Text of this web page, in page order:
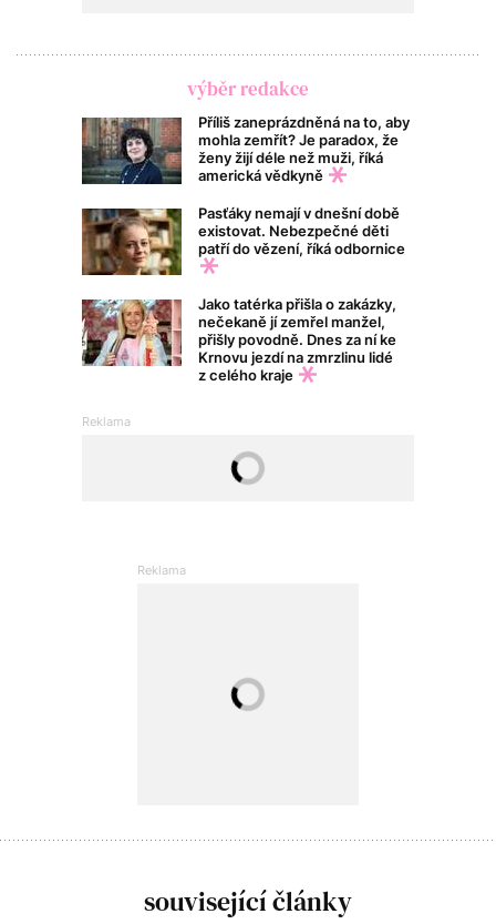
výběr redakce
Příliš zaneprázdněná na to, aby
mohla zemřít? Je paradox, že
ženy žijí déle než muži, říká
americká vědkyně
Pasťáky nemají v dnešní době
existovat. Nebezpečné děti
patří do vězení, říká odbornice
Jako tatérka přišla o zakázky,
nečekaně jí zemřel manžel,
přišly povodně. Dnes za ní ke
Krnovu jezdí na zmrzlinu lidé
z celého kraje
související články